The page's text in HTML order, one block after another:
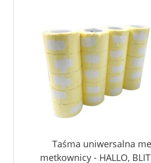
Taśma uniwersalna
metkownicy - HALLO,